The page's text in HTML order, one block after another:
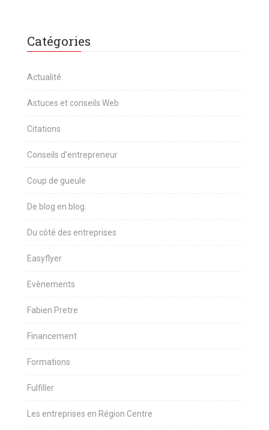
Catégories
Actualité
Astuces et conseils Web
Citations
Conseils d'entrepreneur
Coup de gueule
De blog en blog
Du côté des entreprises
Easyflyer
Evènements
Fabien Pretre
Financement
Formations
Fulfiller
Les entreprises en Région Centre